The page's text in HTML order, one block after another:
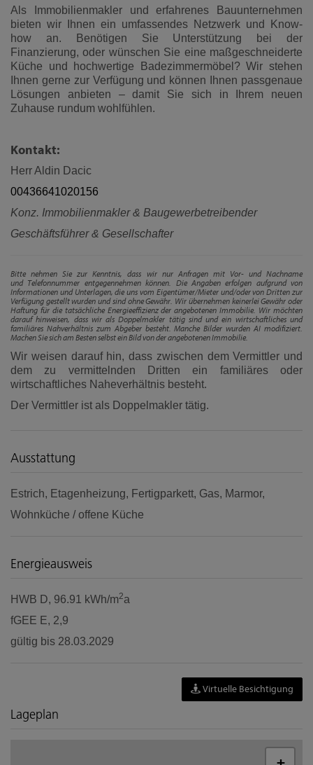
Als Immobilienmakler und erfahrenes Bauunternehmen
bieten wir Ihnen ein umfassendes Netzwerk und Know-
how an. Benötigen Sie Unterstützung bei der
Finanzierung, oder wünschen Sie eine maßgeschneiderte
Küche und hochwertige Badezimmermöbel? Wir stehen
Ihnen gerne zur Verfügung und können Ihnen passgenaue
Lösungen anbieten – damit Sie sich in Ihrem neuen
Zuhause rundum wohlfühlen.
Kontakt:
Herr Aldin Dacic
00436641020156
Konz. Immobilienmakler & Baugewerbetreibender
Geschäftsführer & Gesellschafter
Bitte nehmen Sie zur Kenntnis, dass wir nur Anfragen mit Vor- und Nachname
und Telefonnummer entgegennehmen können. Die Angaben erfolgen aufgrund von
Informationen und Unterlagen, die uns vom Eigentümer/Mieter und/oder von Dritten zur
Verfügung gestellt wurden und sind ohne Gewähr. Wir übernehmen keinerlei Gewähr oder
Haftung für die tatsächliche Energieeffizienz der angebotenen Immobilie. Wir möchten
darauf hinweisen, dass wir als Doppelmakler tätig sind und ein wirtschaftliches und
familiäres Nahverhältnis zum Abgeber besteht. Manche Bilder wurden AI modifiziert.
Machen Sie sich am Besten selbst ein Bild von der angebotenen Immobilie.
Wir weisen darauf hin, dass zwischen dem Vermittler und
dem zu vermittelnden Dritten ein familiäres oder
wirtschaftliches Naheverhältnis besteht.
Der Vermittler ist als Doppelmakler tätig.
Ausstattung
Estrich Etagenheizung Fertigparkett Gas Marmor
Wohnküche / offene Küche
Energieausweis
HWB D, 96.91 kWh/m2a
fGEE E, 2,9
gültig bis 28.03.2029
Virtuelle Besichtigung
Lageplan